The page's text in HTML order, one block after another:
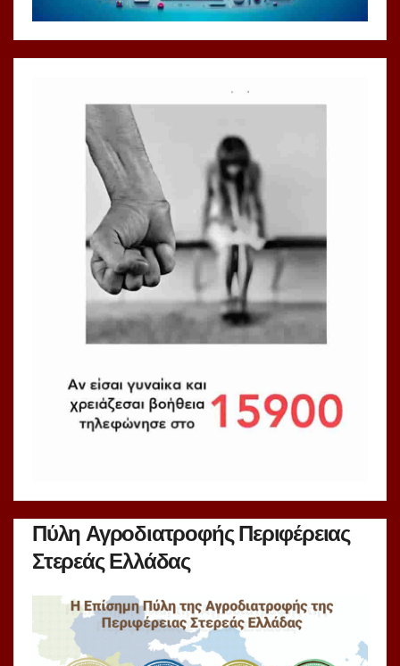
Πύλη Αγροδιατροφής Περιφέρειας
Στερεάς Ελλάδας